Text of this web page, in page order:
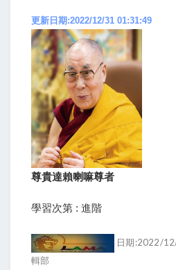
更新日期:2022/12/31 01:31:49
尊貴達賴喇嘛尊者
學習次第 : 進階
日期:2022/
輯部